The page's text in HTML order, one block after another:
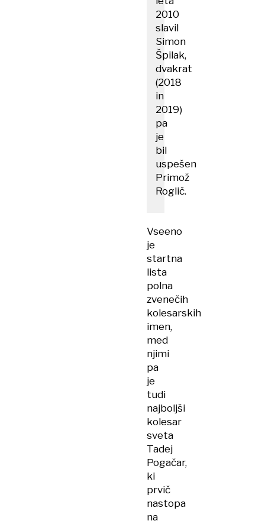
2010
slavil
Simon
Špilak,
dvakrat
(2018
in
2019)
pa
je
bil
uspešen
Primož
Roglič.
Vseeno
je
startna
lista
polna
zvenečih
kolesarskih
imen,
med
njimi
pa
je
tudi
najboljši
kolesar
sveta
Tadej
Pogačar,
ki
prvič
nastopa
na